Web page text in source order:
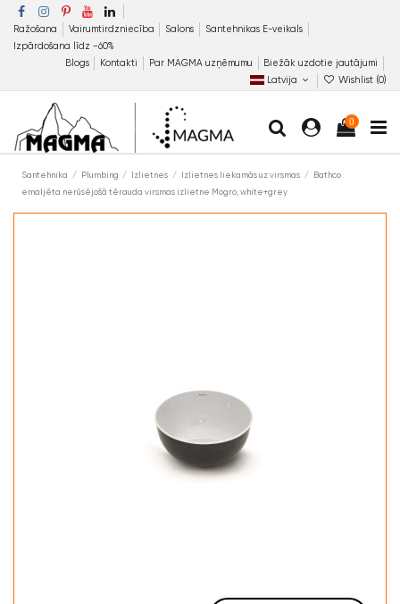
Ražošana Vairumtirdzniecība Salons
Santehnikas E-veikals
Izpārdošana līdz −60%
Blogs
Kontakti Par MAGMA uzņēmumu
Biežāk uzdotie jautājumi
Latvija
Wishlist (0)
0
Santehnika Plumbing Izlietnes Izlietnes liekamās uz virsmas
Bathco
emaljēta nerūsējošā tērauda virsmas izlietne Mogro, white+grey